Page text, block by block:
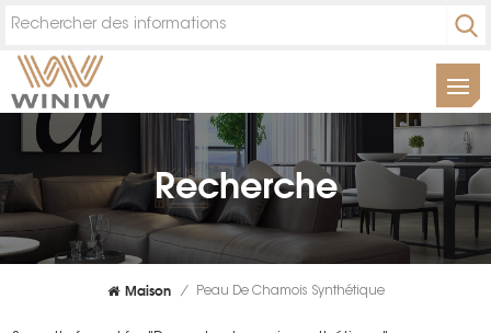
Recherche
Maison / Peau De Chamois Synthétique